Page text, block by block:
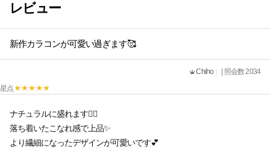
レビュー
新作カラコンが可愛い過ぎます🥰
Chiho
| 照会数 2034
星点
ナチュラルに盛れます🙆‍♀️
落ち着いたこなれ感で上品✨
より繊細になったデザインが可愛いです💕